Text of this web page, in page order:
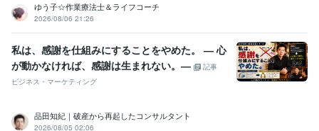
ゆう子☆作業療法士＆ライフコーチ
2026/08/06 21:26
私は、感謝を仕組みにすることをやめた。 ― 心
が動かなければ、感謝は生まれない。―
記事
ビジネス・マーケティング
品田知紀｜破産から再起したコンサルタント
2026/08/05 02:06